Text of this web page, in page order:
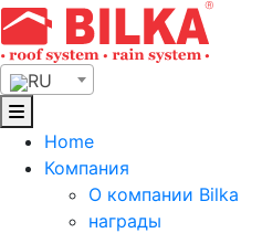
Skip
to
content
RU
Home
Компания
О компании Bilka
награды